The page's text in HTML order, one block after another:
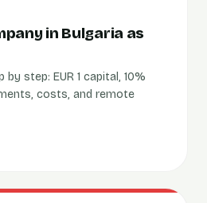
in Bulgaria as
step: EUR 1 capital, 10%
costs, and remote